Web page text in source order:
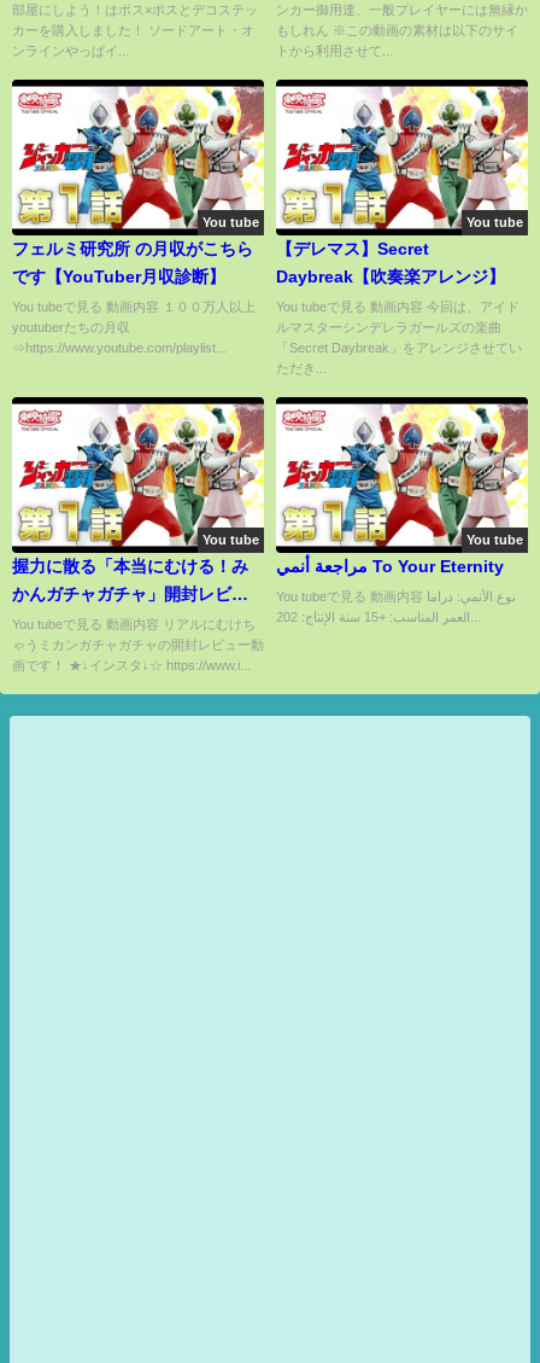
部屋にしよう！はポス×ポスとデコステッ
カーを購入しました！ ソードアート・オ
ンラインやっぱイ...
ンカー御用達、一般プレイヤーには無縁か
もしれん ※この動画の素材は以下のサイ
トから利用させて...
You tube
フェルミ研究所 の月収がこちら
です【YouTuber月収診断】
You tubeで見る 動画内容 １００万人以上
youtuberたちの月収
⇒https://www.youtube.com/playlist...
You tube
【デレマス】Secret
Daybreak【吹奏楽アレンジ】
You tubeで見る 動画内容 今回は、アイド
ルマスターシンデレラガールズの楽曲
「Secret Daybreak」をアレンジさせてい
ただき...
You tube
握力に散る「本当にむける！み
かんガチャガチャ」開封レビュ
ー！
You tubeで見る 動画内容 リアルにむけち
ゃうミカンガチャガチャの開封レビュー動
画です！ ★↓インスタ↓☆ https://www.i...
You tube
مراجعة أنمي To Your Eternity
You tubeで見る 動画内容 نوع الأنمي: دراما